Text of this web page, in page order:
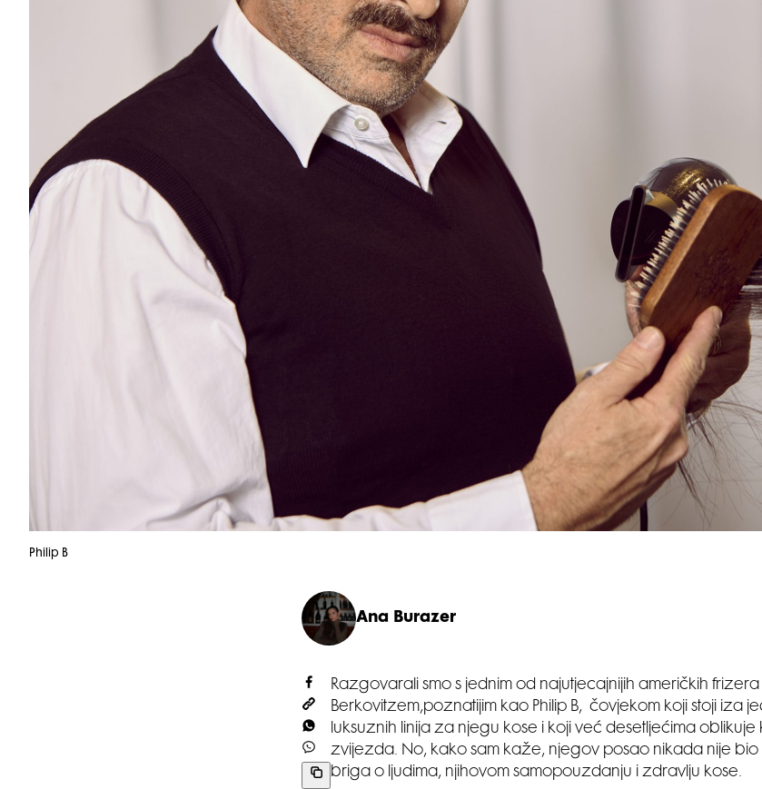
Philip B
Ana Burazer
Razgovarali smo s jednim od najutjecajnijih američkih
Berkovitzem,poznatijim kao Philip B, čovjekom koji stoji iza
luksuznih linija za njegu kose i koji već desetljećima oblikuje
zvijezda. No, kako sam kaže, njegov posao nikada nije bio
briga o ljudima, njihovom samopouzdanju i zdravlju kose.